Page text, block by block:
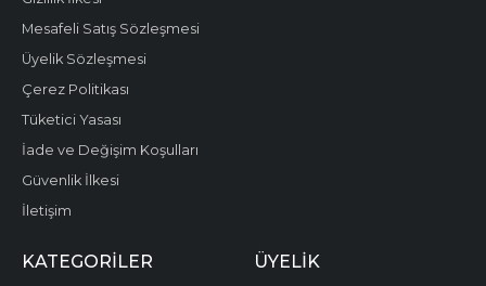
Mesafeli Satış Sözleşmesi
Üyelik Sözleşmesi
Çerez Politikası
Tüketici Yasası
İade ve Değişim Koşulları
Güvenlik İlkesi
İletişim
KATEGORILER ÜYELIK